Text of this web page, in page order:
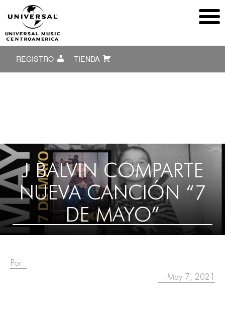
REGISTRO TIENDA
J BALVIN COMPARTE
NUEVA CANCIÓN “7
DE MAYO”
Por:
May 7, 2021